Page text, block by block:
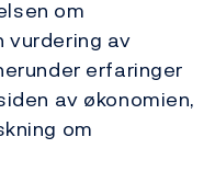
om
vurdering av
erfaringer
av økonomien,
om